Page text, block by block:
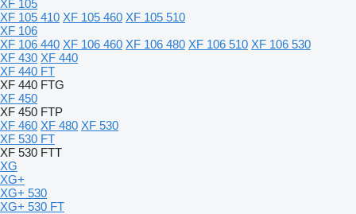
XF 105
XF 105 410 XF 105 460 XF 105 510
XF 106
XF 106 440 XF 106 460 XF 106 480 XF 106 510 XF 106 530
XF 430 XF 440
XF 440 FT
XF 440 FTG
XF 450
XF 450 FTP
XF 460 XF 480 XF 530
XF 530 FT
XF 530 FTT
XG
XG+
XG+ 530
XG+ 530 FT